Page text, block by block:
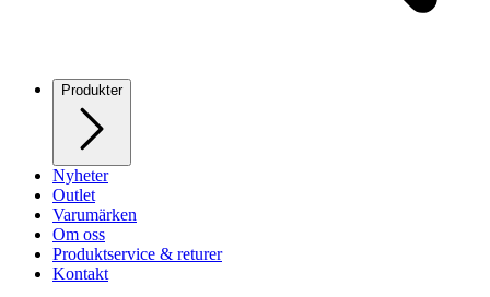
Produkter
Nyheter
Outlet
Varumärken
Om oss
Produktservice & returer
Kontakt